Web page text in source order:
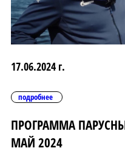
17.06.2024 г.
подробнее
ПРОГРАММА
МАЙ 2024